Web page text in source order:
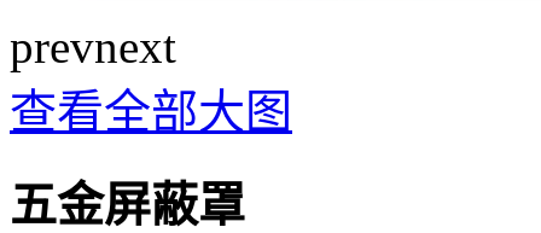
prevnext
查看全部大图
五金屏蔽罩